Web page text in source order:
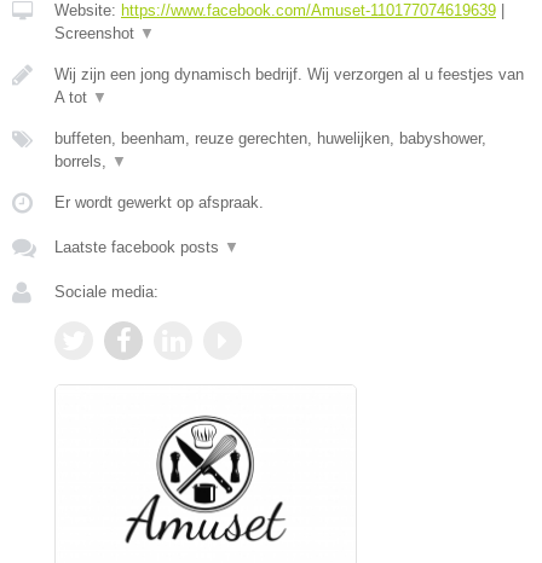
Website: https://www.facebook.com/Amuset-110177074619639
Screenshot ▼
Wij zijn een jong dynamisch bedrijf. Wij verzorgen al u feestjes van
A tot ▼
buffeten, beenham, reuze gerechten, huwelijken, babyshower,
borrels, ▼
Er wordt gewerkt op afspraak.
Laatste facebook posts ▼
Sociale media: